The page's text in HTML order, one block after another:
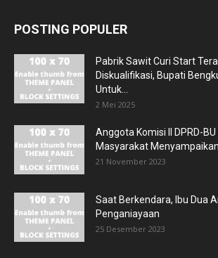
POSTING POPULER
Pabrik Sawit Curi Start
Diskualifikasi, Bupati
Untuk...
2 Mei 2025
Anggota Komisi II DPRD-
Masyarakat
21 November 2023
Saat Berkendara, Ibu Dua
Penganiayaan
25 Desember 2023